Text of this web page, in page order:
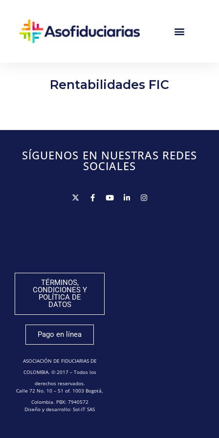
Rentabilidades FIC
SÍGUENOS EN NUESTRAS REDES
SOCIALES
TÉRMINOS,
CONDICIONES Y
POLÍTICA DE
DATOS
Pago en línea
ASOCIACIÓN DE FIDUCIARIAS DE
COLOMBIA. © 2017 – Todos los
derechos reservados.
Calle 72 No. 10 – 51 of. 1003 Bogotá,
Colombia. PBX: 7940572
Diseño y desarrollo: Sol-IT SAS